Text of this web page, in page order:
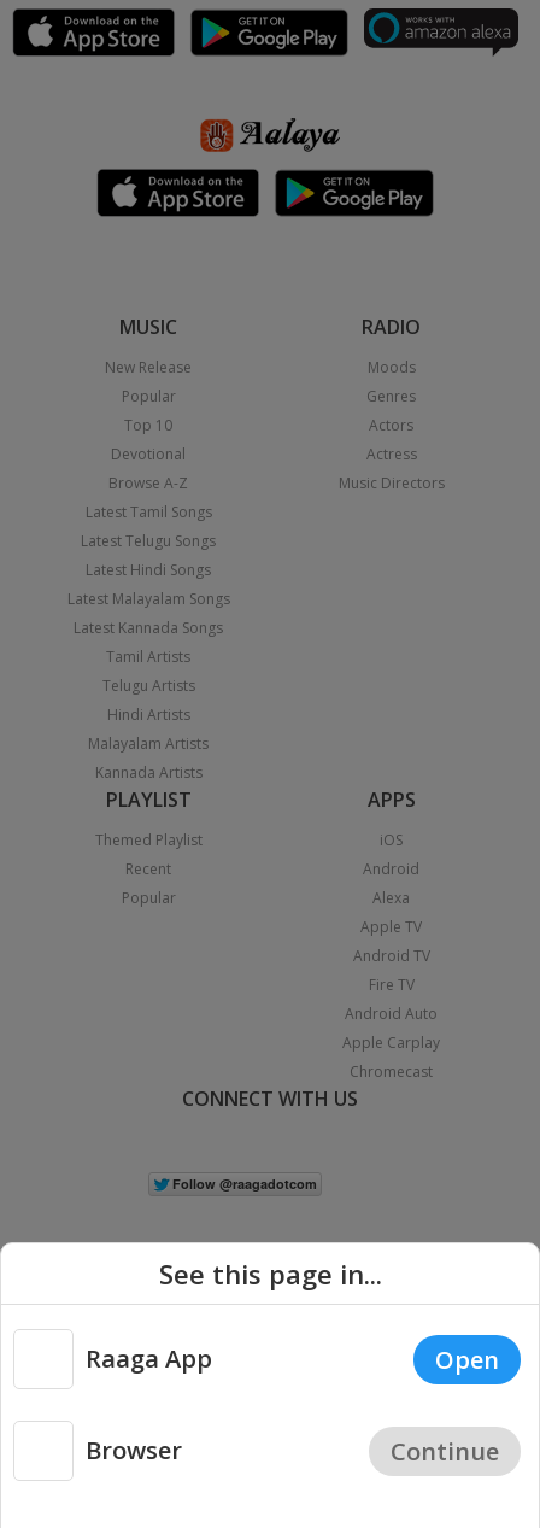
MUSIC
New Release
Popular
Top 10
Devotional
Browse A-Z
Latest Tamil Songs
Latest Telugu Songs
Latest Hindi Songs
Latest Malayalam Songs
Latest Kannada Songs
Tamil Artists
Telugu Artists
Hindi Artists
Malayalam Artists
Kannada Artists
RADIO
Moods
Genres
Actors
Actress
Music Directors
PLAYLIST
Themed Playlist
Recent
Popular
APPS
iOS
Android
Alexa
Apple TV
Android TV
Fire TV
Android Auto
Apple Carplay
Chromecast
CONNECT WITH US
Copyright © 2026 Raaga.com. All Rights Reserved. |
Privacy
See this page in...
Raaga App Open
Browser Continue